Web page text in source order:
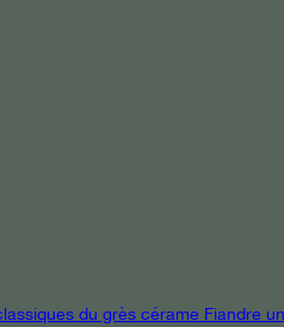
du grès cérame Fiandre